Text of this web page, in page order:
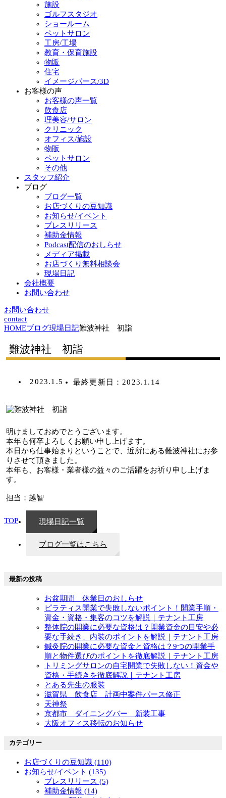
施設
ゴルフスタジオ
ショールーム
ペットサロン
工房/工場
教育・保育施設
物販
住宅
イメージパース/3D
お客様の声
お客様の声一覧
飲食店
理美容/サロン
クリニック
オフィス/施設
物販
ペットサロン
その他
スタッフ紹介
ブログ
ブログ一覧
お店づくりの豆知識
お知らせ/イベント
プレスリリース
補助金情報
Podcast配信のおしらせ
メディア掲載
お店づくり無料相談会
現場日記
会社概要
お問い合わせ
TOP
お問い合わせ
contact
HOMEブログ現場日記難波神社 初詣
難波神社 初詣
2023.1.5 最終更新日：2023.1.14
明けましておめでとうございます。
本年も何卒よろしくお願い申し上げます。
本日から仕事始まりということで、近所にある難波神社にお参
りさせて頂きました。
本年も、お客様・業者様の益々のご活躍をお祈り申し上げま
す。
担当：越智
現場日記一覧
ブログ一覧はこちら
最新の投稿
お盆期間 休業日のおしらせ
ピラティス開業で失敗しないポイント！開業手順・
資金・資格・集客のコツを解説｜テナント工房
整体院の開業に必要な資格は？開業資金の目安や必
要な手続き、内装のポイントを解説｜テナント工房
鍼灸院の開業に必要な資金と資格は？9つの開業手
順と物件選びのポイントを徹底解説｜テナント工房
トリミングサロンの自宅開業で失敗しない！資金や
資格・手続きを徹底解説｜テナント工房
とある先生の服装
滋賀県 飲食店 計画中案件パース修正
天神祭
京都市 ダイニングバー 新装工事
大阪オフィス移転のお知らせ
カテゴリー
お店づくりの豆知識 (110)
お知らせ/イベント (135)
プレスリリース (5)
補助金情報 (14)